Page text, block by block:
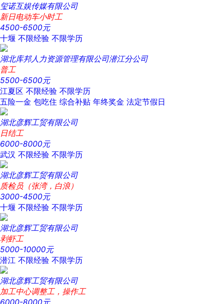
玺诺互娱传媒有限公司
新日电动车小时工
4500-6500元
十堰 不限经验 不限学历
湖北库邦人力资源管理有限公司潜江分公司
普工
5500-6500元
江夏区 不限经验 不限学历
五险一金 包吃住 综合补贴 年终奖金 法定节假日
湖北彦辉工贸有限公司
日结工
6000-8000元
武汉 不限经验 不限学历
湖北彦辉工贸有限公司
质检员（张湾，白浪）
3000-4500元
十堰 不限经验 不限学历
湖北彦辉工贸有限公司
剥虾工
5000-10000元
潜江 不限经验 不限学历
湖北彦辉工贸有限公司
加工中心调整工，操作工